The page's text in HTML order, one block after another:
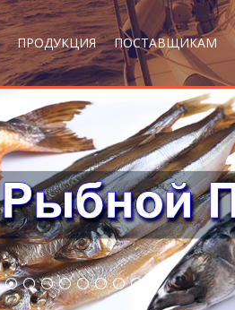
ПРОДУКЦИЯ ПОСТАВЩИКАМ